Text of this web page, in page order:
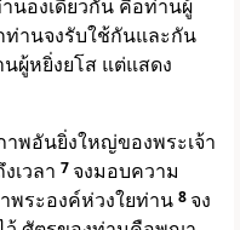
นองเดียวกัน คือท่านผู้
ท่านจงรับใช้กันและกัน
นผู้หยิ่งยโส แต่แสดง
พอันยิ่งใหญ่ของพระเจ้า
เวลา 7 จงมอบความ
พระองค์ห่วงใยท่าน 8 จง